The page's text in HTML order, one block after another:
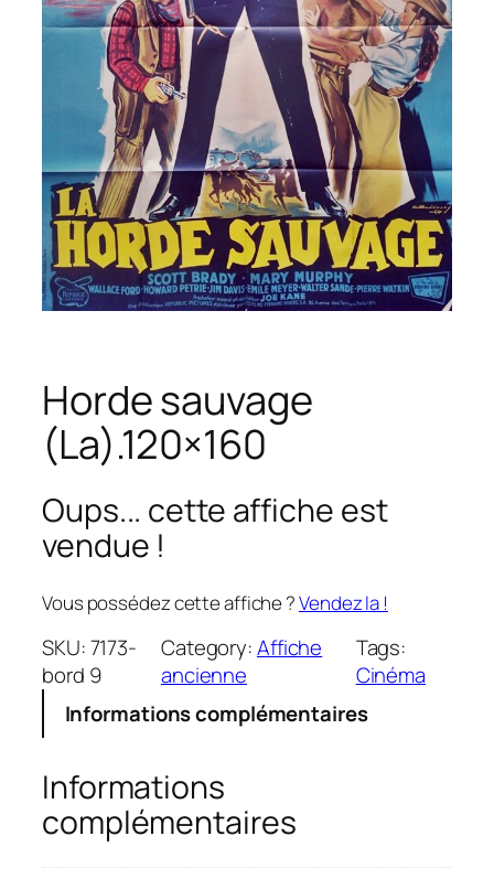
Horde sauvage
(La).120×160
Oups... cette affiche est
vendue !
Vous possédez cette affiche ?Vendez la !
SKU:7173-
bord 9
Category:Affiche
ancienne
Tags:
Cinéma
Informations complémentaires
Informations
complémentaires